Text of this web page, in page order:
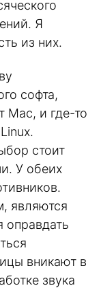
Я
из них.
софта,
Mac, и где-то
стоит
У обеих
являются
оправдать
вникают в
звука